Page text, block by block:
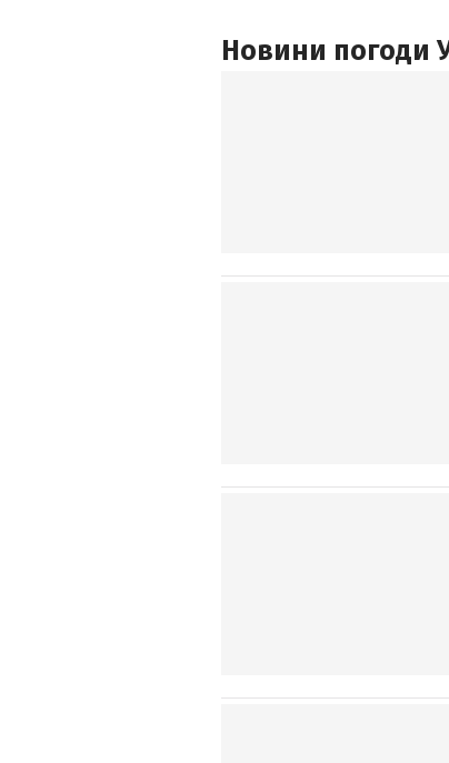
Новини погоди